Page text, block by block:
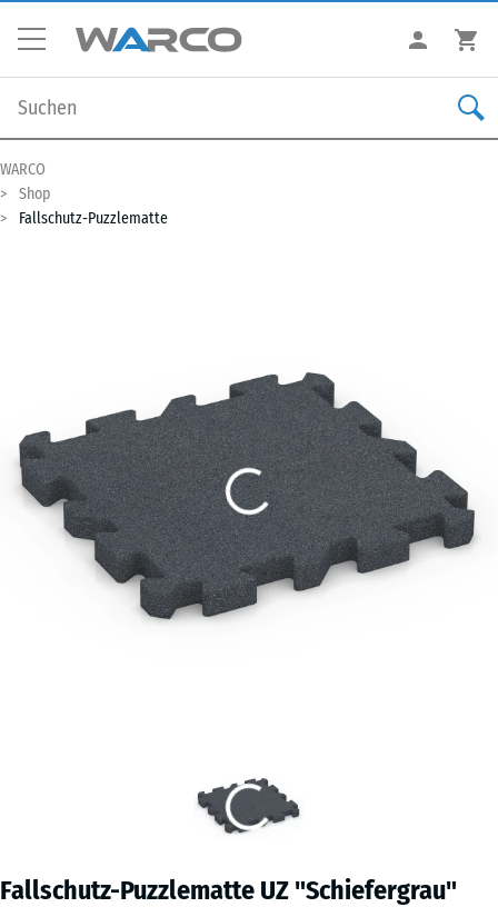
WARCO
Shop
Fallschutz-Puzzlematte
Fallschutz-Puzzlematte UZ "Schiefergrau"